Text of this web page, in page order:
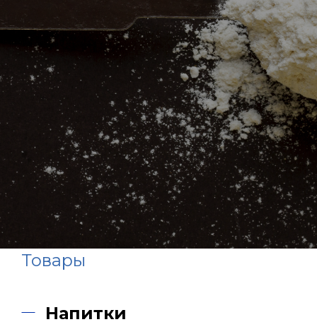
Товары
Напитки